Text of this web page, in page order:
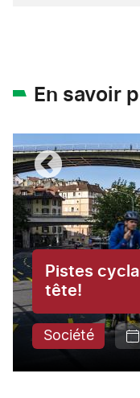
En savoir
Pistes
tête!
Société